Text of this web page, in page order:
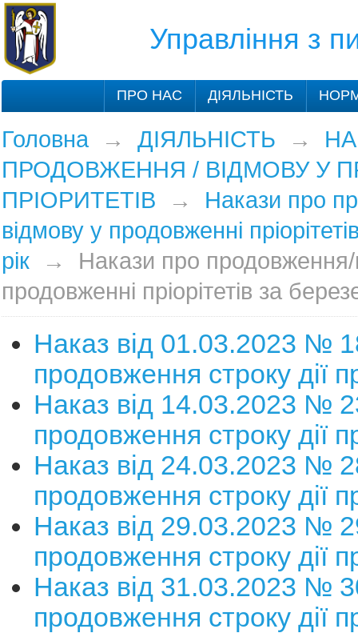
Управління з
ПРО НАС ДІЯЛЬНІСТЬ
Головна→ ДІЯЛЬНІСТЬ →
ПРОДОВЖЕННЯ / ВІДМОВУ У
ПРІОРИТЕТІВ → Накази про
відмову у продовженні
рік→ Накази про продовження/
продовженні пріорітетів за
Наказ від 01.03.2023 №
продовження строку дії
Наказ від 14.03.2023 №
продовження строку дії
Наказ від 24.03.2023 №
продовження строку дії
Наказ від 29.03.2023 №
продовження строку дії
Наказ від 31.03.2023 №
продовження строку дії